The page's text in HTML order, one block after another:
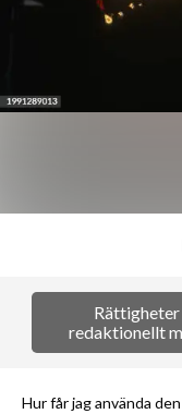
redaktionellt
Hur får jag använda